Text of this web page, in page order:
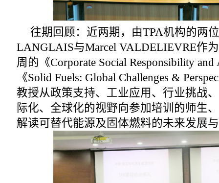
往期回顾：近两期，由TPA机构的两
LANGLAIS与Marcel VALDELIEVRE作
周的《Corporate Social Responsibility
《Solid Fuels: Global Challenges &
教授从政策支持、工业应用、行业挑战
际化、全球化的视野向参加培训的师生
解读可替代能源及固体燃料的未来发展